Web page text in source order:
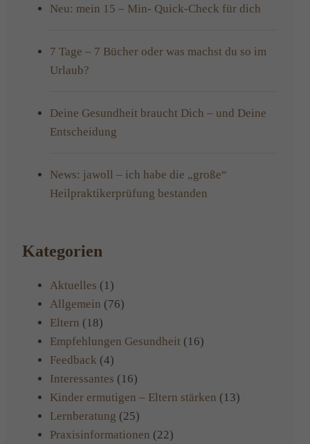
Neu: mein 15 – Min- Quick-Check für dich
7 Tage – 7 Bücher oder was machst du so im
Urlaub?
Deine Gesundheit braucht Dich – und Deine
Entscheidung
News: jawoll – ich habe die „große“
Heilpraktikerprüfung bestanden
Kategorien
Aktuelles (1)
Allgemein (76)
Eltern (18)
Empfehlungen Gesundheit (16)
Feedback (4)
Interessantes (16)
Kinder ermutigen – Eltern stärken (13)
Lernberatung (25)
Praxisinformationen (22)